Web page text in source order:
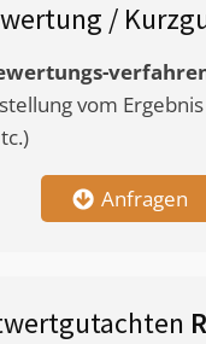
/
vom
Anfragen